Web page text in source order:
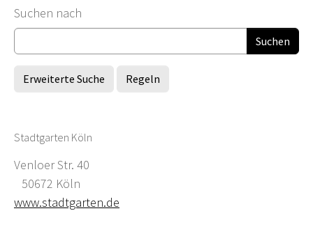
Suchformular
Suchen nach
Erweiterte Suche Regeln
Stadtgarten Köln
Venloer Str. 40
50672 Köln
www.stadtgarten.de